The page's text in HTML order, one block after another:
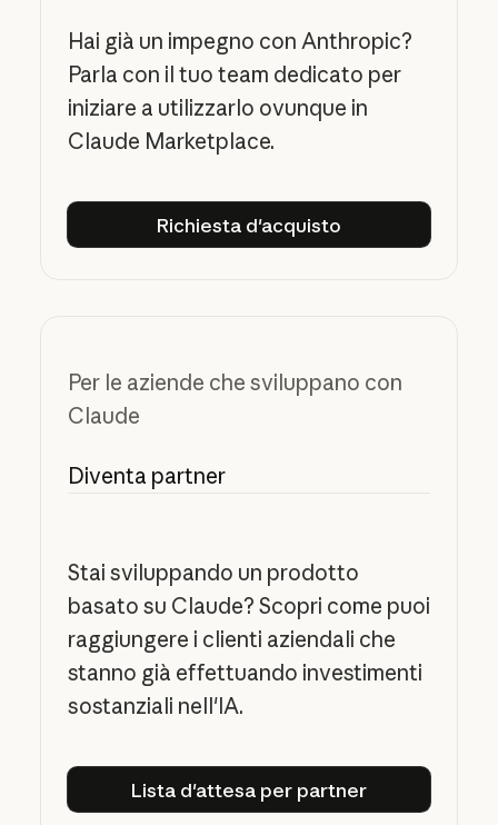
Hai già un impegno con Anthropic?
Parla con il tuo team dedicato per
iniziare a utilizzarlo ovunque in
Claude Marketplace.
Richiesta d'acquisto
Richiesta d'acquisto
Per le aziende che sviluppano con
Claude
Diventa partner
Stai sviluppando un prodotto
basato su Claude? Scopri come puoi
raggiungere i clienti aziendali che
stanno già effettuando investimenti
sostanziali nell'IA.
Lista d'attesa per partner
Lista d'attesa per partner